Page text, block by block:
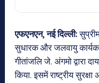
एफएनएन, नई दिल्ली:
सुधारक और जलवायु
गीतांजलि जे. अंगमो द्वारा
किया. इसमें राष्ट्रीय